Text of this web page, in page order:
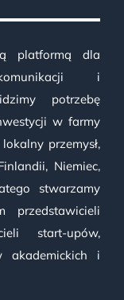
platformą dla
i
potrzebę
w farmy
przemysł,
Niemiec,
stwarzamy
przedstawicieli
start-upów,
akademickich i